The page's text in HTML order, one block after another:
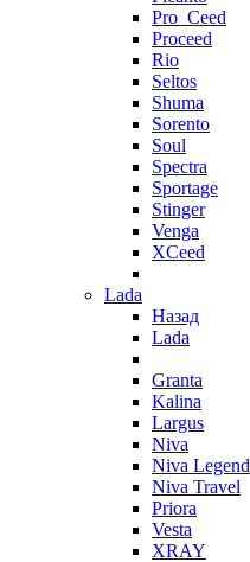
Pro_Ceed
Proceed
Rio
Seltos
Shuma
Sorento
Soul
Spectra
Sportage
Stinger
Venga
XCeed
Lada
Назад
Lada
Granta
Kalina
Largus
Niva
Niva Legend
Niva Travel
Priora
Vesta
XRAY